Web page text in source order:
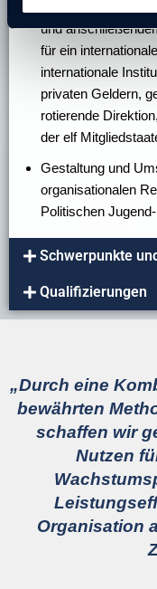
„Durch eine
bewährten
schaffen wir
Nutzen
Organisation
und
für ein
internationale
privaten Geldern,
rotierende
der elf
Gestaltung und
organisationalen
Politischen
Schwerpunkte
Qualifizierungen